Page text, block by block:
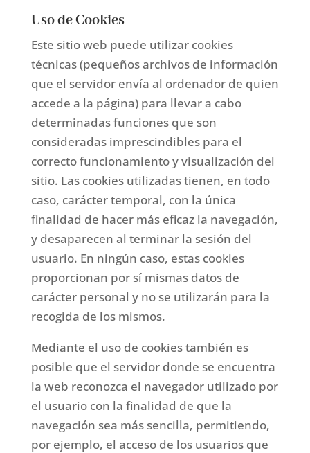
Uso de Cookies
Este sitio web puede utilizar cookies
técnicas (pequeños archivos de información
que el servidor envía al ordenador de quien
accede a la página) para llevar a cabo
determinadas funciones que son
consideradas imprescindibles para el
correcto funcionamiento y visualización del
sitio. Las cookies utilizadas tienen, en todo
caso, carácter temporal, con la única
finalidad de hacer más eficaz la navegación,
y desaparecen al terminar la sesión del
usuario. En ningún caso, estas cookies
proporcionan por sí mismas datos de
carácter personal y no se utilizarán para la
recogida de los mismos.
Mediante el uso de cookies también es
posible que el servidor donde se encuentra
la web reconozca el navegador utilizado por
el usuario con la finalidad de que la
navegación sea más sencilla, permitiendo,
por ejemplo, el acceso de los usuarios que